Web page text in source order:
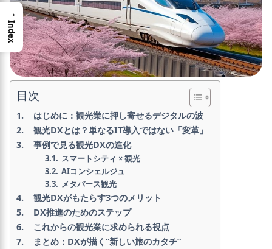
目次
はじめに：観光業に押し寄せるデジタルの波
観光DXとは？単なるIT導入ではない「変革」
事例で見る観光DXの進化
スマートシティ × 観光
AIコンシェルジュ
メタバース観光
観光DXがもたらす3つのメリット
DX推進のためのステップ
これからの観光業に求められる視点
まとめ：DXが描く“新しい旅のカタチ”
→
Index